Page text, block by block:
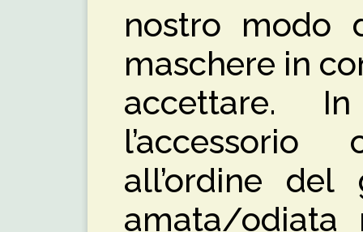
nostro modo
maschere in
accettare.
all’ordine
amata/odiata